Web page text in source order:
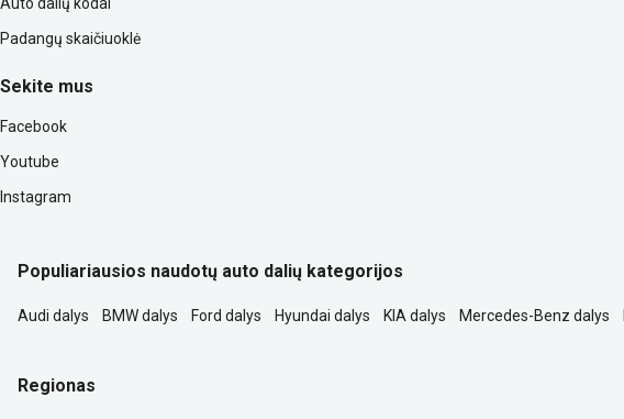
Padangų skaičiuoklė
Sekite mus
Facebook
Youtube
Instagram
Populiariausios naudotų auto dalių kategorijos
Audi dalys BMW dalys Ford dalys Hyundai dalys KIA dalys Mercedes-Benz dalys
Regionas